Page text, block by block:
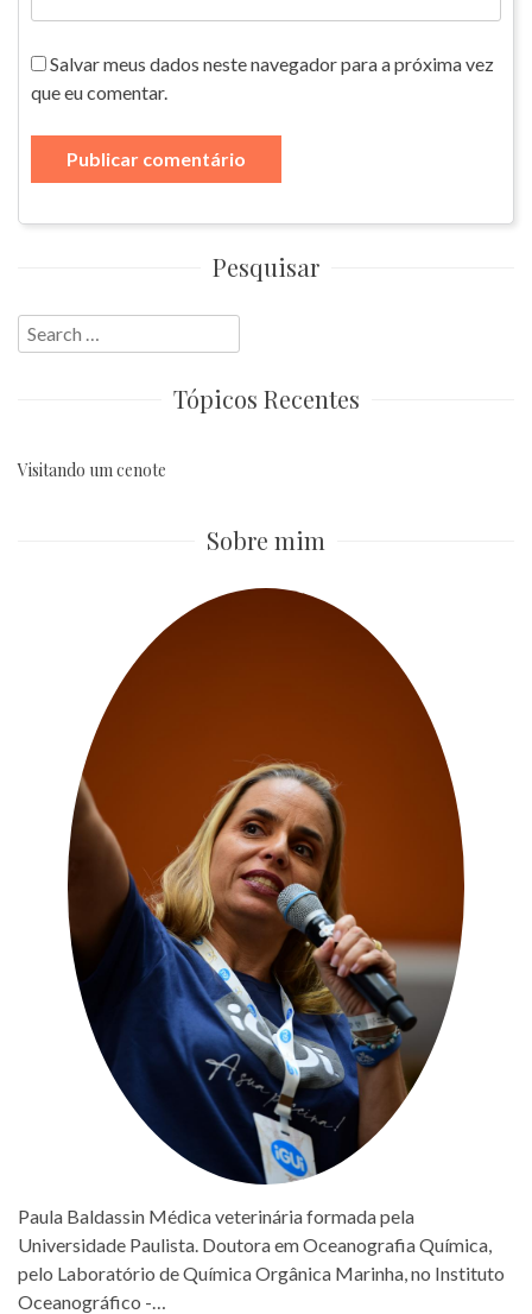
Salvar meus dados neste navegador para a próxima vez
que eu comentar.
Pesquisar
Search
for:
Tópicos Recentes
Visitando um cenote
Sobre mim
Paula Baldassin Médica veterinária formada pela
Universidade Paulista. Doutora em Oceanografia Química,
pelo Laboratório de Química Orgânica Marinha, no Instituto
Oceanográfico -…